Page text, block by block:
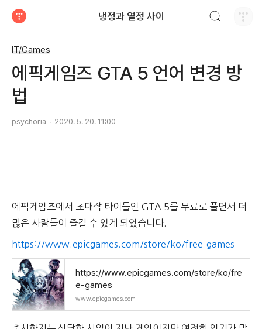
냉정과 열정 사이
IT/Games
에픽게임즈 GTA 5 언어 변경 방
법
psychoria 2020. 5. 20. 11:00
에픽게임즈에서 초대작 타이틀인 GTA 5를 무료로 풀면서 더
많은 사람들이 즐길 수 있게 되었습니다.
https://www.epicgames.com/store/ko/free-games
https://www.epicgames.com/store/ko/fre
e-games
www.epicgames.com